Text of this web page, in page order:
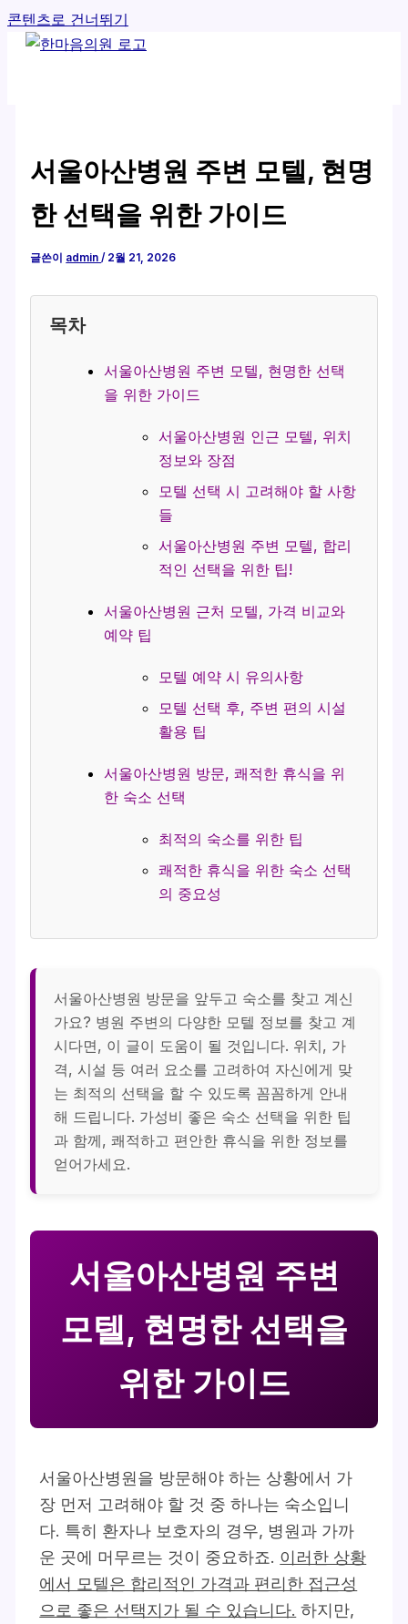
콘텐츠로 건너뛰기
서울아산병원 주변 모텔, 현명
한 선택을 위한 가이드
글쓴이 admin/ 2월 21, 2026
목차
서울아산병원 주변 모텔, 현명한 선택
을 위한 가이드
서울아산병원 인근 모텔, 위치
정보와 장점
모텔 선택 시 고려해야 할 사항
들
서울아산병원 주변 모텔, 합리
적인 선택을 위한 팁!
서울아산병원 근처 모텔, 가격 비교와
예약 팁
모텔 예약 시 유의사항
모텔 선택 후, 주변 편의 시설
활용 팁
서울아산병원 방문, 쾌적한 휴식을 위
한 숙소 선택
최적의 숙소를 위한 팁
쾌적한 휴식을 위한 숙소 선택
의 중요성
서울아산병원 방문을 앞두고 숙소를 찾고 계신
가요? 병원 주변의 다양한 모텔 정보를 찾고 계
시다면, 이 글이 도움이 될 것입니다. 위치, 가
격, 시설 등 여러 요소를 고려하여 자신에게 맞
는 최적의 선택을 할 수 있도록 꼼꼼하게 안내
해 드립니다. 가성비 좋은 숙소 선택을 위한 팁
과 함께, 쾌적하고 편안한 휴식을 위한 정보를
얻어가세요.
서울아산병원 주변
모텔, 현명한 선택을
위한 가이드
서울아산병원을 방문해야 하는 상황에서 가
장 먼저 고려해야 할 것 중 하나는 숙소입니
다. 특히 환자나 보호자의 경우, 병원과 가까
운 곳에 머무르는 것이 중요하죠. 이러한 상황
에서 모텔은 합리적인 가격과 편리한 접근성
으로 좋은 선택지가 될 수 있습니다. 하지만,